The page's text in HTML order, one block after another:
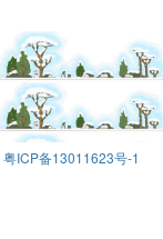
粤ICP备13011623号-1